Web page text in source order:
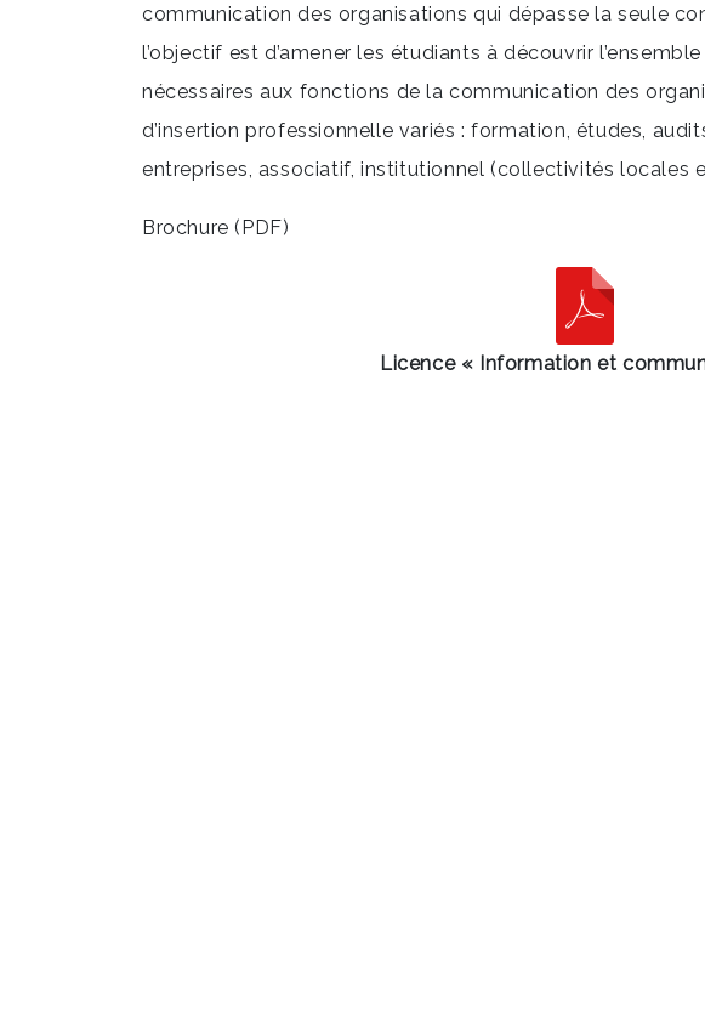
communication des organisations qui dépasse la seule
l’objectif est d’amener les étudiants à découvrir
nécessaires aux fonctions de la communication des
d’insertion professionnelle variés : formation, études,
entreprises, associatif, institutionnel (collectivités locales
Brochure (PDF)
Licence « Information et